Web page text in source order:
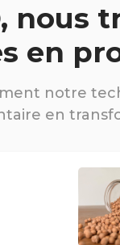
nous
en
notre
en